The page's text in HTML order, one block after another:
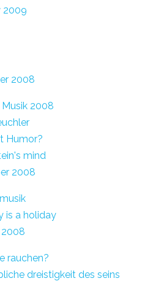
2009
2008
2008
Humor?
mind
2008
is a holiday
rauchen?
dreistigkeit des seins